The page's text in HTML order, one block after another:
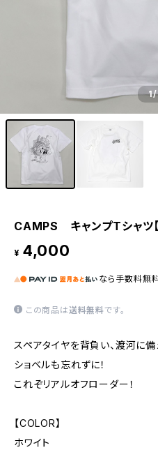
1
CAMPS キャンプTシャツ【
¥ 4,000
なら 手数料無
この商品は送料無料です。
スペアタイヤを背負い、渡河に備
ショベルも忘れずに！
これぞリアルオフローダー！
【COLOR】
ホワイト